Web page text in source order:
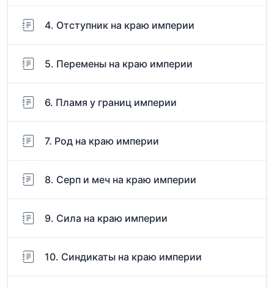
4. Отступник на краю империи
5. Перемены на краю империи
6. Пламя у границ империи
7. Род на краю империи
8. Серп и меч на краю империи
9. Сила на краю империи
10. Синдикаты на краю империи